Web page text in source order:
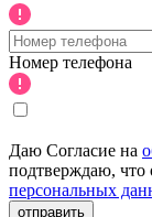
Номер телефона
Даю Согласие на
подтверждаю, что
персональных
отправить